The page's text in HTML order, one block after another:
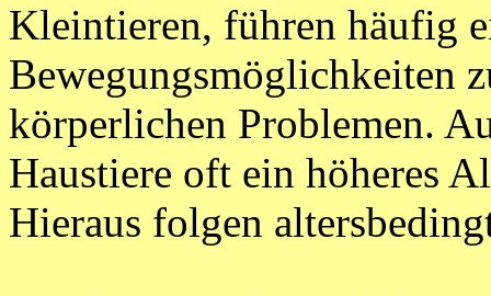
Kleintieren, führen häufig
Bewegungsmöglichkeiten
körperlichen Problemen.
Haustiere oft ein höheres
Hieraus folgen